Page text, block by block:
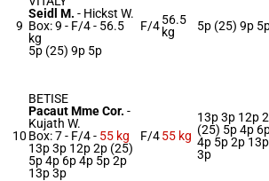
9
Seidl M. - Hickst W.
Box: 9 - F/4 - 56.5
kg
5p (25) 9p 5p
F/456.5
kg
5p (25) 9p
10
BETISE
Pacaut Mme Cor. -
Kujath W.
Box: 7 - F/4 - 55 kg
13p 3p 12p 2p (25)
5p 4p 6p 4p 5p 2p
13p 3p
F/455 kg
13p 3p 12p
(25) 5p 4p
4p 5p 2p 13p
3p